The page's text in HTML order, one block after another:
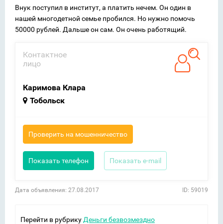
Внук поступил в институт, а платить нечем. Он один в
нашей многодетной семье пробился. Но нужно помочь
50000 рублей. Дальше он сам. Он очень работящий.
Контактное
лицо
Каримова Клара
Тобольск
Проверить на мошенничество
Показать телефон Показать e-mail
Дата объявления: 27.08.2017 ID: 59019
Перейти в рубрику Деньги безвозмездно